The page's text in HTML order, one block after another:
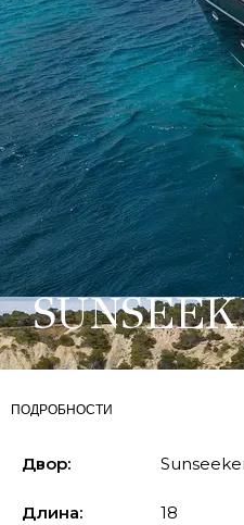
ПОДРОБНОСТИ
Двор:
Длина: 18